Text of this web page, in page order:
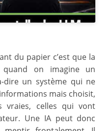
du papier c’est que la
quand on imagine un
dire un système qui ne
mais choisit,
vraies, celles qui vont
Une IA peut donc